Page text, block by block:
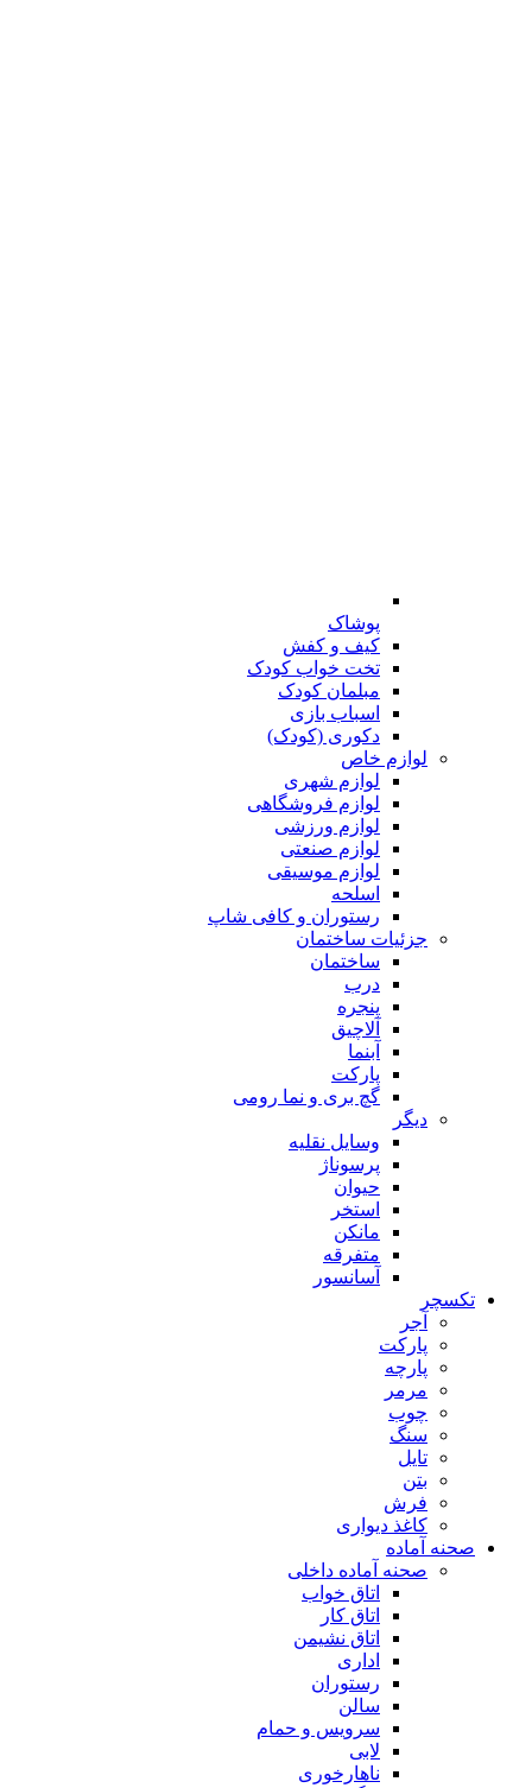
پوشاک
کیف و کفش
تخت خواب کودک
مبلمان کودک
اسباب بازی
دکوری (کودک)
لوازم خاص
لوازم شهری
لوازم فروشگاهی
لوازم ورزشی
لوازم صنعتی
لوازم موسیقی
اسلحه
رستوران و کافی شاپ
جزئیات ساختمان
ساختمان
درب
پنجره
آلاچیق
آبنما
پارکت
گچ بری و نما رومی
دیگر
وسایل نقلیه
پرسوناژ
حیوان
استخر
مانکن
متفرقه
آسانسور
تکسچر
آجر
پارکت
پارچه
مرمر
چوب
سنگ
تایل
بتن
فرش
کاغذ دیواری
صحنه آماده
صحنه آماده داخلی
اتاق خواب
اتاق کار
اتاق نشیمن
اداری
رستوران
سالن
سرویس و حمام
لابی
ناهارخوری